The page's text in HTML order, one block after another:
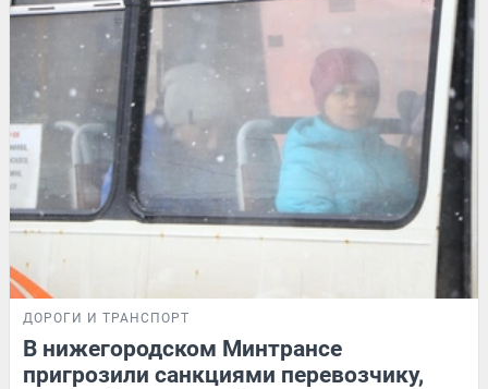
ДОРОГИ И ТРАНСПОРТ
В нижегородском Минтрансе
пригрозили санкциями перевозчику,